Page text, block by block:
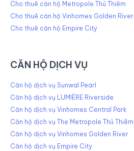
Cho thuê căn hộ Metropole Thủ Thiêm
Cho thuê căn hộ Vinhomes Golden River
Cho thuê căn hộ Empire City
CĂN HỘ DỊCH VỤ
Căn hộ dịch vụ Sunwal Pearl
Căn hộ dịch vụ LUMIÈRE Riverside
Căn hộ dịch vụ Vinhomes Central Park
Căn hộ dịch vụ The Metropole Thủ Thiêm
Căn hộ dịch vụ Vinhomes Golden River
Căn hộ dịch vụ Empire City